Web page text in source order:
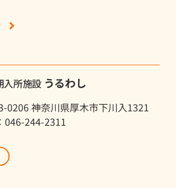
入所施設 うるわし
0206 神奈川県厚木市下川入1321
046-244-2311